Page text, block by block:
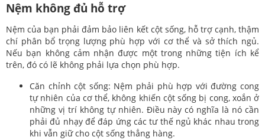
Nệm không đủ hỗ trợ
Nệm của bạn phải đảm bảo liên kết cột sống, hỗ trợ cạnh, thậm
chí phân bổ trọng lượng phù hợp với cơ thể và sở thích ngủ.
Nếu bạn không cảm nhận được một trong những tiện ích kể
trên, đó có lẽ không phải lựa chọn phù hợp.
Căn chỉnh cột sống: Nệm phải phù hợp với đường cong
tự nhiên của cơ thể, không khiến cột sống bị cong, xoắn ở
những vị trí không tự nhiên. Điều này có nghĩa là nó cần
phải đủ nhạy để đáp ứng các tư thế ngủ khác nhau trong
khi vẫn giữ cho cột sống thẳng hàng.